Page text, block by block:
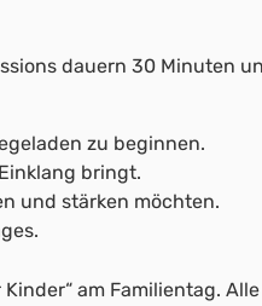
dauern 30 Minuten
zu beginnen.
bringt.
und stärken möchten.
am Familientag.